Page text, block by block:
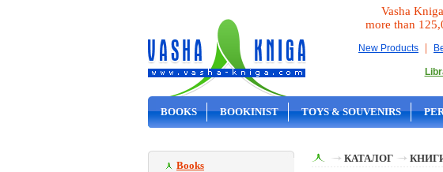
Vasha
more than
New Products |
BOOKS BOOKINIST TOYS & SOUVENIRS
Books
КАТАЛОГ